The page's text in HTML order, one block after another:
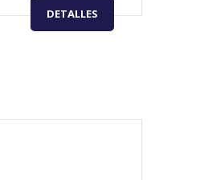
DETALLES